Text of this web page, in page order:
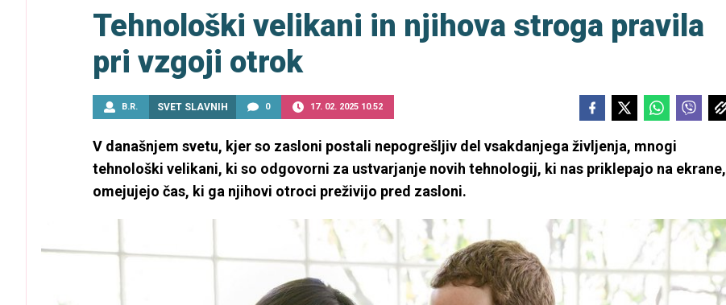
Tehnološki velikani in njihova stroga pravila
pri vzgoji otrok
B.R. SVET SLAVNIH 0 17. 02. 2025 10.52
V današnjem svetu, kjer so zasloni postali nepogrešljiv del vsakdanjega življenja, mnogi
tehnološki velikani, ki so odgovorni za ustvarjanje novih tehnologij, ki nas priklepajo na ekrane,
omejujejo čas, ki ga njihovi otroci preživijo pred zasloni.